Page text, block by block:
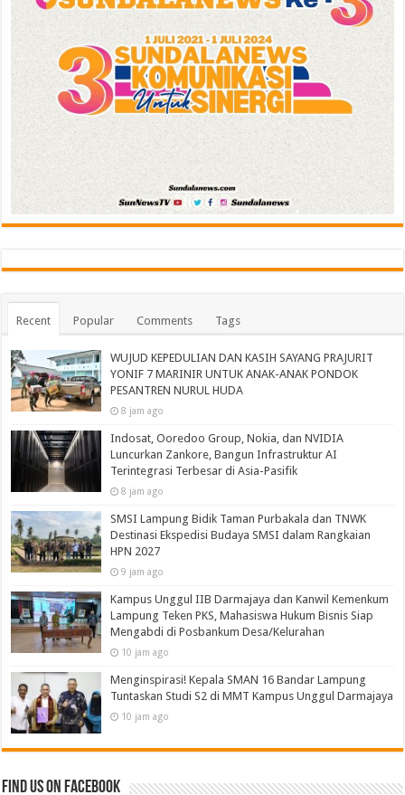
Recent Popular Comments Tags
WUJUD KEPEDULIAN DAN KASIH SAYANG PRAJURIT
YONIF 7 MARINIR UNTUK ANAK-ANAK PONDOK
PESANTREN NURUL HUDA‎
8 jam ago
Indosat, Ooredoo Group, Nokia, dan NVIDIA
Luncurkan Zankore, Bangun Infrastruktur AI
Terintegrasi Terbesar di Asia-Pasifik
8 jam ago
SMSI Lampung Bidik Taman Purbakala dan TNWK
Destinasi Ekspedisi Budaya SMSI dalam Rangkaian
HPN 2027
9 jam ago
Kampus Unggul IIB Darmajaya dan Kanwil Kemenkum
Lampung Teken PKS, Mahasiswa Hukum Bisnis Siap
Mengabdi di Posbankum Desa/Kelurahan
10 jam ago
Menginspirasi! Kepala SMAN 16 Bandar Lampung
Tuntaskan Studi S2 di MMT Kampus Unggul Darmajaya
10 jam ago
Find us on Facebook